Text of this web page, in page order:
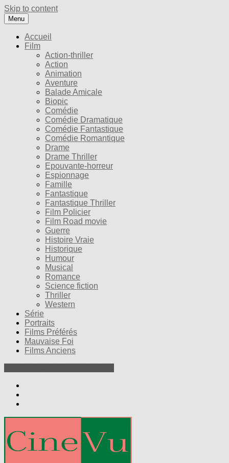
Skip to content
Menu
Accueil
Film
Action-thriller
Action
Animation
Aventure
Balade Amicale
Biopic
Comédie
Comédie Dramatique
Comédie Fantastique
Comédie Romantique
Drame
Drame Thriller
Epouvante-horreur
Espionnage
Famille
Fantastique
Fantastique Thriller
Film Policier
Film Road movie
Guerre
Histoire Vraie
Historique
Humour
Musical
Romance
Science fiction
Thriller
Western
Série
Portraits
Films Préférés
Mauvaise Foi
Films Anciens